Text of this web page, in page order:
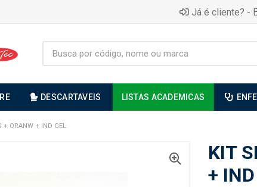
Já é cliente? -
DESCARTAVEIS LISTAS ACADEMICAS
+ ORANW + IND GEL
KIT
+